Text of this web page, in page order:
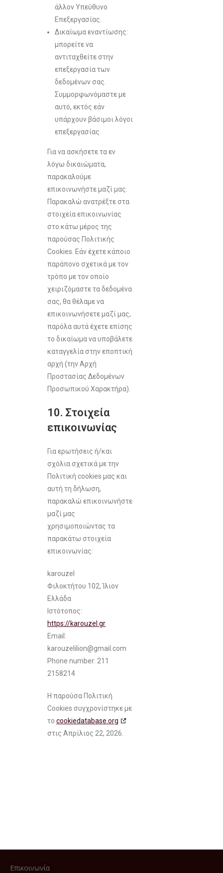
άλλον Υπεύθυνο
Επεξεργασίας.
Δικαίωμα εναντίωσης:
μπορείτε να
αντιταχθείτε στην
επεξεργασία των
δεδομένων σας.
Συμμορφωνόμαστε με
αυτό, εκτός εάν
υπάρχουν βάσιμοι λόγοι
επεξεργασίας.
Για να ασκήσετε τα εν
λόγω δικαιώματα,
παρακαλούμε
επικοινωνήστε μαζί μας.
Παρακαλώ ανατρέξτε στα
στοιχεία επικοινωνίας
στο κάτω μέρος της
παρούσας Πολιτικής
Cookies. Εάν έχετε κάποιο
παράπονο σχετικά με τον
τρόπο με τον οποίο
χειριζόμαστε τα δεδομένα
σας, θα θέλαμε να
επικοινωνήσετε μαζί μας,
παρόλα αυτά έχετε επίσης
το δικαίωμα να υποβάλετε
καταγγελία στην εποπτική
αρχή (την Αρχή
Προστασίας Δεδομένων
Προσωπικού Χαρακτήρα).
10. Στοιχεία
επικοινωνίας
Για ερωτήσεις ή/και
σχόλια σχετικά με την
Πολιτική cookies μας και
αυτή τη δήλωση,
παρακαλώ επικοινωνήστε
μαζί μας
χρησιμοποιώντας τα
παρακάτω στοιχεία
επικοινωνίας:
karouzel
Φιλοκτήτου 102, Ίλιον
Ελλάδα
Ιστότοπος:
https://karouzel.gr
Email:
karouzelilion@gmail.com
Phone number: 211
2158214
Η παρούσα Πολιτική
Cookies συγχρονίστηκε με
το cookiedatabase.org
στις Απρίλιος 22, 2026.
Επικοινωνία